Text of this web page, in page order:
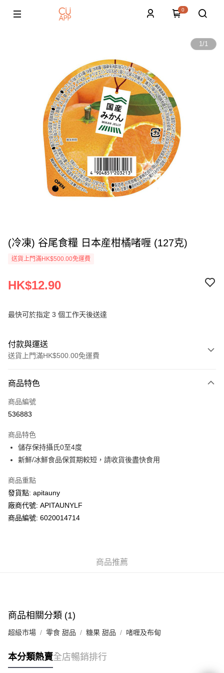
0
1/1
(冷凍) 谷尾食糧 日本産柑橘啫喱 (127克)
送貨上門滿HK$500.00免運費
HK$12.90
最快可於指定 3 個工作天後送達
付款與運送
送貨上門滿HK$500.00免運費
信用卡
AlipayHK
WeChat Pay
送貨上門 (不支援順豐自取點及智能櫃)
每筆HK$100.00，滿HK$500.00或以上免運費
商品特色
商品編號
536883
商品特色
儲存保持攝氏0至4度
新鮮/冰鮮食品保質期較短，請收貨後盡快食用
商品重點
發貨點: apitauny
廠商代號: APITAUNYLF
商品編號: 6020014714
商品推薦
商品相關分類 (1)
超級市場 零食 甜品 糖果 甜品 啫喱及布甸
本分類熱賣全店暢銷排行